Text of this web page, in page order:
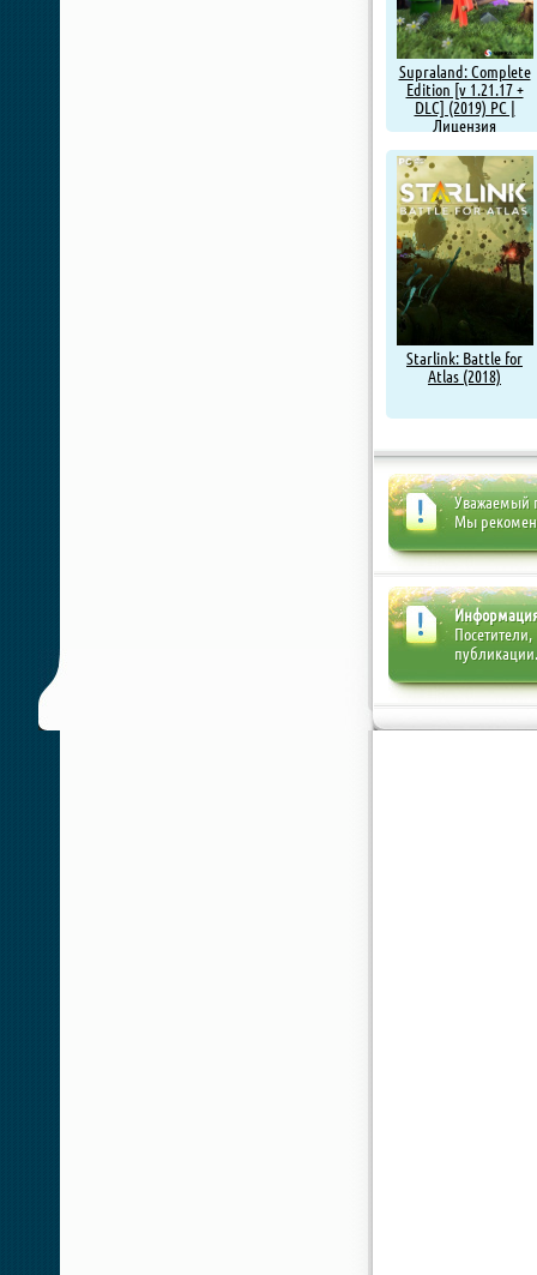
Supraland: Complete
Edition [v 1.21.17 +
DLC] (2019) PC |
Лицензия
Starlink: Battle for
Atlas (2018)
Уважаемый
Мы
публикации.